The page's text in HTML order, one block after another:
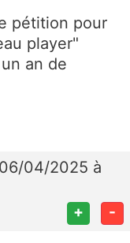
pétition pour
player"
an de
04/2025 à
+ -